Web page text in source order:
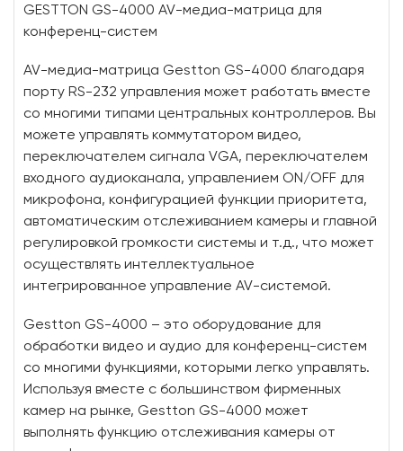
GESTTON GS-4000 AV-медиа-матрица для
конференц-систем
AV-медиа-матрица Gestton GS-4000 благодаря
порту RS-232 управления может работать вместе
со многими типами центральных контроллеров. Вы
можете управлять коммутатором видео,
переключателем сигнала VGA, переключателем
входного аудиоканала, управлением ON/OFF для
микрофона, конфигурацией функции приоритета,
автоматическим отслеживанием камеры и главной
регулировкой громкости системы и т.д., что может
осуществлять интеллектуальное
интегрированное управление AV-системой.
Gestton GS-4000 – это оборудование для
обработки видео и аудио для конференц-систем
со многими функциями, которыми легко управлять.
Используя вместе с большинством фирменных
камер на рынке, Gestton GS-4000 может
выполнять функцию отслеживания камеры от